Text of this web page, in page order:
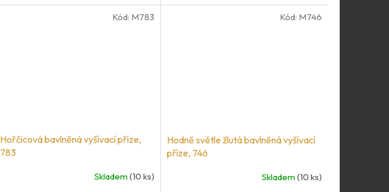
Hořčicová bavlněná vyšívací příze,
783
Skladem(10 ks)
Kód: M783
Hodně světle žlutá bavlněná vyšívací
příze, 746
Skladem(10 ks)
Kód: M746